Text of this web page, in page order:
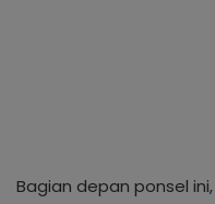
Bagian depan ponsel